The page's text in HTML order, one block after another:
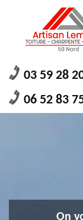
03 59 28
06 52 83
On